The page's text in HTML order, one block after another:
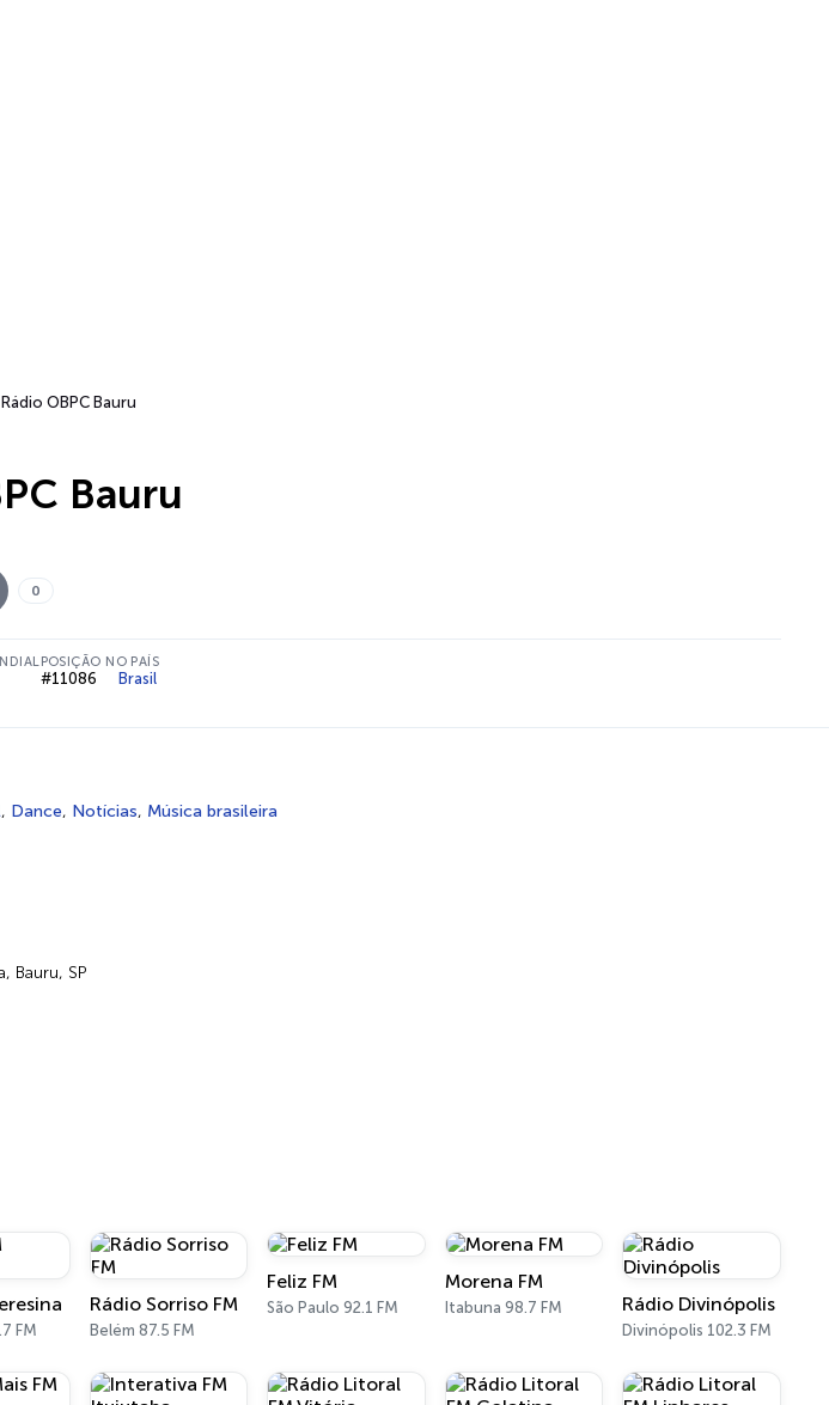
Rádio OBPC Bauru
Bauru
0
POSIÇÃO NO PAÍS
#11086 Brasil
, Dance, Notícias, Música brasileira
Bauru, SP
FM
Rádio Sorriso FM
Belém 87.5 FM
Feliz FM
São Paulo 92.1 FM
Morena FM
Itabuna 98.7 FM Rádio Divinópolis
Divinópolis 102.3 FM